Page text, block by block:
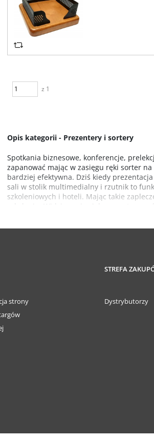
z 1
Opis kategorii - Prezentery i sortery
Spotkania biznesowe, konferencje,
zapanować mając w zasięgu ręki sorter
bardziej efektywna. Dziś kiedy
sali w stolik multimedialny i rzutnik to
szkoleniowych i hoteli. Mając takie
szkoleniu. Widzimy więc jak w prosty
każdym biurze i nie tylko. Produkty, które
strony
STREFA
Dystrybutorzy